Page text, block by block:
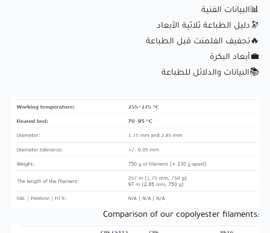
📊البيانات الفنية
🔭دليل الطباعة ثلاثية الأبعاد
🔥 تجفيف الفلمنت قبل الطباعة
💼أبعاد البكرة
📚البيانات والدلائل للطباعة
:Comparison of our copolyester filaments